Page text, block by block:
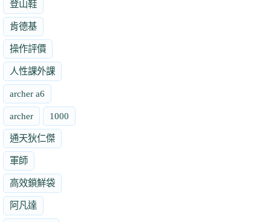
登山鞋
肯德基
操作評價
人性課外課
archer a6
archer 1000
通天狄仁傑
軍師
高效鎖鮮袋
阿凡達